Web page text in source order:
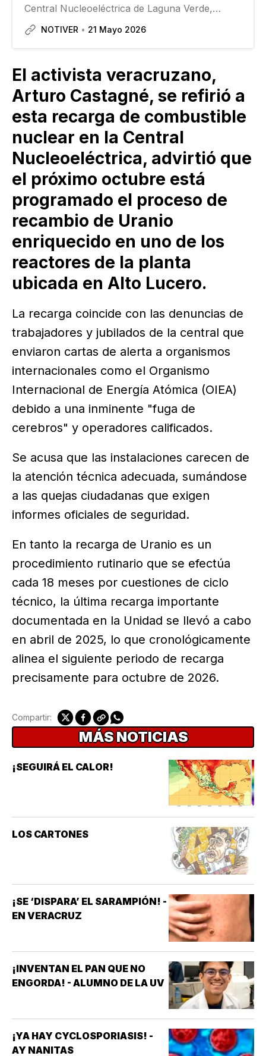
Central Nucleoeléctrica de Laguna Verde,
solicitaron la intervención de organismos
consecuencia…
NOTIVER 21 Mayo 2026
El activista veracruzano,
Arturo Castagné, se refirió a
esta recarga de combustible
nuclear en la Central
Nucleoeléctrica, advirtió que
el próximo octubre está
programado el proceso de
recambio de Uranio
enriquecido en uno de los
reactores de la planta
ubicada en Alto Lucero.
La recarga coincide con las denuncias de
trabajadores y jubilados de la central que
enviaron cartas de alerta a organismos
internacionales como el Organismo
Internacional de Energía Atómica (OIEA)
debido a una inminente "fuga de
cerebros" y operadores calificados.
Se acusa que las instalaciones carecen de
la atención técnica adecuada, sumándose
a las quejas ciudadanas que exigen
informes oficiales de seguridad.
En tanto la recarga de Uranio es un
procedimiento rutinario que se efectúa
cada 18 meses por cuestiones de ciclo
técnico, la última recarga importante
documentada en la Unidad se llevó a cabo
en abril de 2025, lo que cronológicamente
alinea el siguiente periodo de recarga
precisamente para octubre de 2026.
Compartir:
MÁS NOTICIAS
¡SEGUIRÁ EL CALOR!
LOS CARTONES
¡SE ‘DISPARA’ EL SARAMPIÓN! -
EN VERACRUZ
¡INVENTAN EL PAN QUE NO
ENGORDA! - ALUMNO DE LA UV
¡YA HAY CYCLOSPORIASIS! -
AY NANITAS